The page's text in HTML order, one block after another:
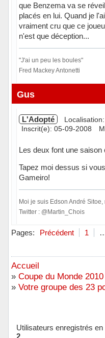
que Benzema va se
placés en lui. Quand je
vraiment cru que ce
n'est que déception...
"J'ai un peu les boules"
Fred Mackey Antonetti
Hors ligne
Gus
L'Adopté
Inscrit(e): 05-09-2008
Les deux font une saison
Tapez moi dessus si
Gameiro!
Moi je suis Edson André
Twitter : @Martin_Chois
Hors ligne
Pages: Précédent 1
Accueil
» Coupe du Monde 2010
» Votre groupe des 23
Utilisateurs enregistrés
2